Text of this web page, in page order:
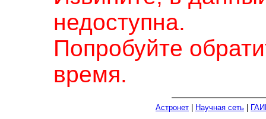
недоступна.
Попробуйте
время.
Астронет Научная сеть